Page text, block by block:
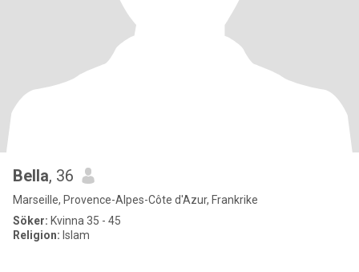
Bella, 36
Marseille, Provence-Alpes-Côte d'Azur, Frankrike
Söker: Kvinna 35 - 45
Religion: Islam